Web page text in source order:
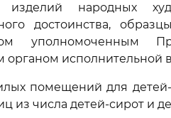
народных
достоинства,
уполномоченным
исполнительной
помещений для
из числа детей-сирот и